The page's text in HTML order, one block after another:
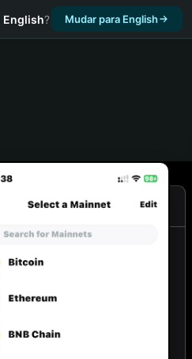
English? Mudar para English